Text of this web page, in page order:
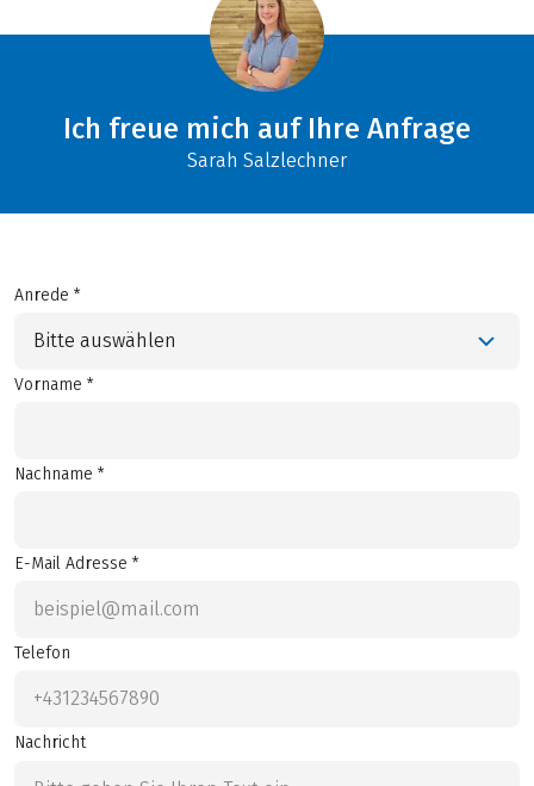
Ich freue mich auf Ihre Anfrage
Sarah Salzlechner
Anrede *
Bitte auswählen
Vorname *
Nachname *
E-Mail Adresse *
Telefon
Nachricht